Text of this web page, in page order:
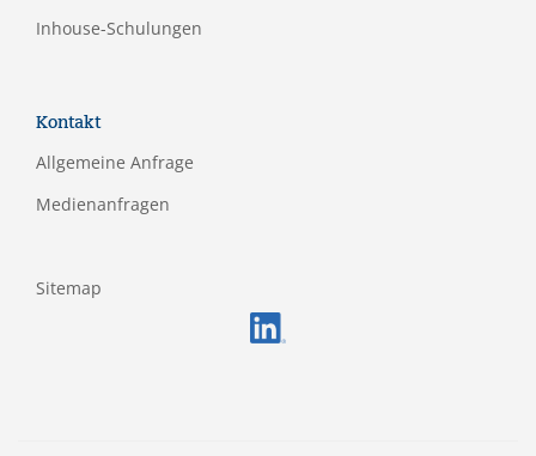
Inhouse-Schulungen
Kontakt
Allgemeine Anfrage
Medienanfragen
Sitemap